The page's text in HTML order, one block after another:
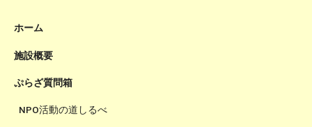
ホーム
施設概要
ぷらざ質問箱
NPO活動の道しるべ